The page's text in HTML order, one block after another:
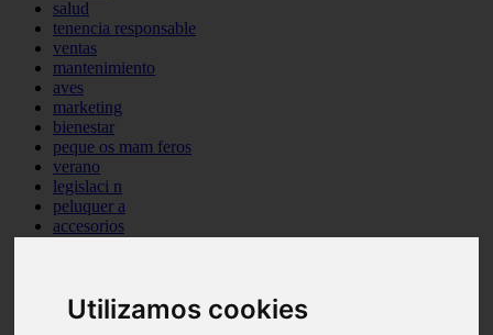
Utilizamos cookies
salud
tenencia responsable
ventas
mantenimiento
aves
marketing
bienestar
peque os mam feros
verano
legislaci n
peluquer a
accesorios
comportamiento
protagonistas